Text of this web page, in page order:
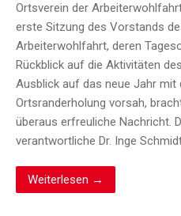
Ortsverein der
erste Sitzung des Vorstands
Arbeiterwohlfahrt, deren
Rückblick auf die Aktivitäten
Ausblick auf das neue Jahr mit
Ortsranderholung vorsah,
überaus erfreuliche Nachricht.
verantwortliche Dr. Inge
Weiterlesen →